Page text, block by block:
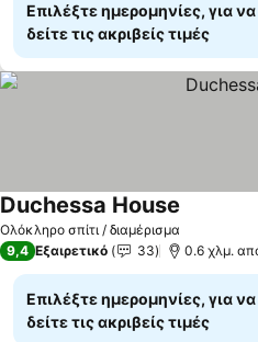
Επιλέξτε ημερομηνίες, για να
δείτε τις ακριβείς τιμές
Ολόκληρο σπίτι / διαμέρισμα
Duchessa House
9,4 Εξαιρετικό 33 0.6 χλμ.
Επιλέξτε ημερομηνίες, για να
δείτε τις ακριβείς τιμές